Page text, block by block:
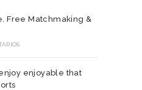
Free Matchmaking &
enjoyable that